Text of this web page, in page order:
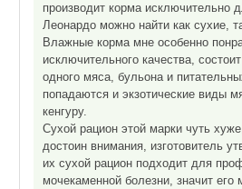
производит корма исключительно
Леонардо можно найти как сухие,
Влажные корма мне особенно
исключительного качества,
одного мяса, бульона и
попадаются и экзотические виды
кенгуру.
Сухой рацион этой марки чуть
достоин внимания, изготовитель
их сухой рацион подходит для
мочекаменной болезни, значит его